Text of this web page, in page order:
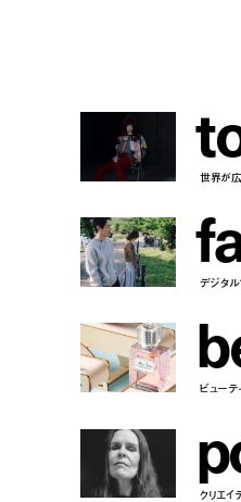
t
世界が広
f
デジタル
b
ビューテ
p
クリエイ